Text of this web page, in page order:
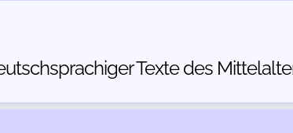
Texte des